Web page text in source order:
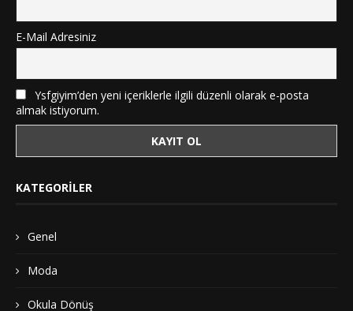
E-Mail Adresiniz
Ysfgiyim’den yeni içeriklerle ilgili düzenli olarak e-posta
almak istiyorum.
KATEGORILER
Genel
Moda
Okula Dönüş